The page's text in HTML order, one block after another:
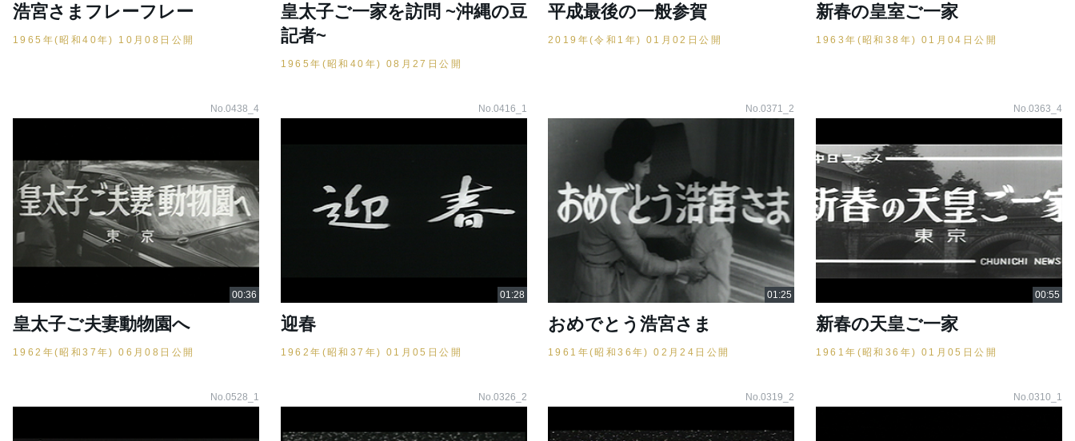
浩宮さまフレーフレー
1965年(昭和40年) 10月08日公開
皇太子ご一家を訪問 ~沖縄の豆
記者~
1965年(昭和40年) 08月27日公開
平成最後の一般参賀
2019年(令和1年) 01月02日公開
新春の皇室ご一家
1963年(昭和38年) 01月04日公開
No.0438_4
皇太子ご夫妻動物園へ
1962年(昭和37年) 06月08日公開
No.0416_1
迎春
1962年(昭和37年) 01月05日公開
No.0371_2
おめでとう浩宮さま
1961年(昭和36年) 02月24日公開
No.0363_4
新春の天皇ご一家
1961年(昭和36年) 01月05日公開
No.0528_1 No.0326_2 No.0319_2 No.0310_1